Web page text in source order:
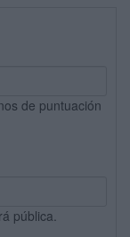
de puntuación
pública.